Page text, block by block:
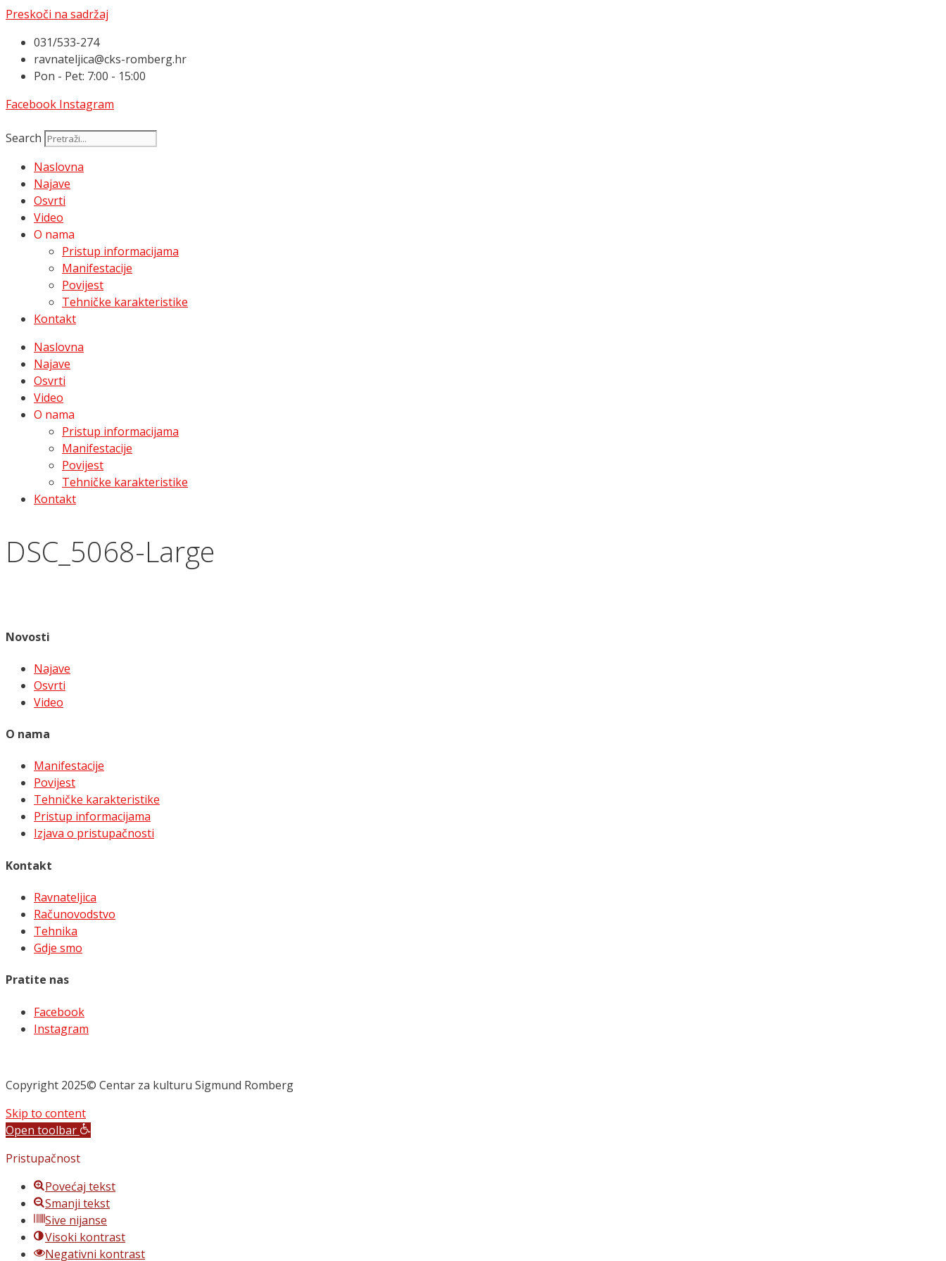
Preskoči na sadržaj
031/533-274
ravnateljica@cks-romberg.hr
Pon - Pet: 7:00 - 15:00
Facebook Instagram
Search
Naslovna
Najave
Osvrti
Video
O nama
Pristup informacijama
Manifestacije
Povijest
Tehničke karakteristike
Kontakt
Naslovna
Najave
Osvrti
Video
O nama
Pristup informacijama
Manifestacije
Povijest
Tehničke karakteristike
Kontakt
DSC_5068-Large
Novosti
Najave
Osvrti
Video
O nama
Manifestacije
Povijest
Tehničke karakteristike
Pristup informacijama
Izjava o pristupačnosti
Kontakt
Ravnateljica
Računovodstvo
Tehnika
Gdje smo
Pratite nas
Facebook
Instagram
Copyright 2025© Centar za kulturu Sigmund Romberg
Skip to content
Open toolbar
Pristupačnost
Povećaj tekst
Smanji tekst
Sive nijanse
Visoki kontrast
Negativni kontrast